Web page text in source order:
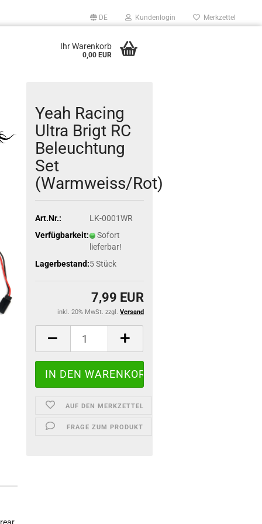
DE Kundenlogin Merkzettel
Ihr Warenkorb
0,00 EUR
Yeah Racing
Ultra Brigt RC
Beleuchtung
Set
(Warmweiss/Rot)
Art.Nr.:
LK-0001WR
Verfügbarkeit:
Sofort
lieferbar!
Lagerbestand:5Stück
7,99 EUR
inkl. 20% MwSt. zzgl. Versand
AUF DEN MERKZETTEL
FRAGE ZUM PRODUKT